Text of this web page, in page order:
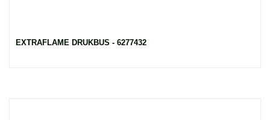
EXTRAFLAME DRUKBUS - 6277432